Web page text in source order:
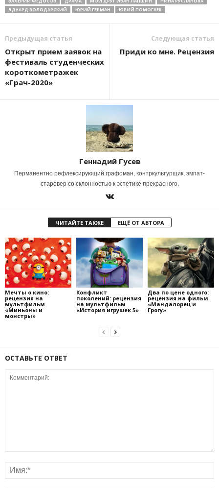
ЭДУАРД ВОЛОДАРСКИЙ
ЮРИЙ ГЕРМАН ЮРИЙ ПОМОГАЕВ
Предыдущая статья
Открыт прием заявок на
фестиваль студенческих
короткометражек
«Грач-2020»
Следующая статья
Приди ко мне. Рецензия
Геннадий Гусев
Перманентно рефлексирующий графоман, контркультурщик, эмпат-
старовер со склонностью к эстетике прекрасного.
ЧИТАЙТЕ ТАКЖЕ ЕЩЁ ОТ АВТОРА
Мечты о кино:
рецензия на
мультфильм
«Миньоны и
монстры»
Конфликт
поколений: рецензия
на мультфильм
«История игрушек 5»
Два по цене одного:
рецензия на фильм
«Мандалорец и
Грогу»
ОСТАВЬТЕ ОТВЕТ